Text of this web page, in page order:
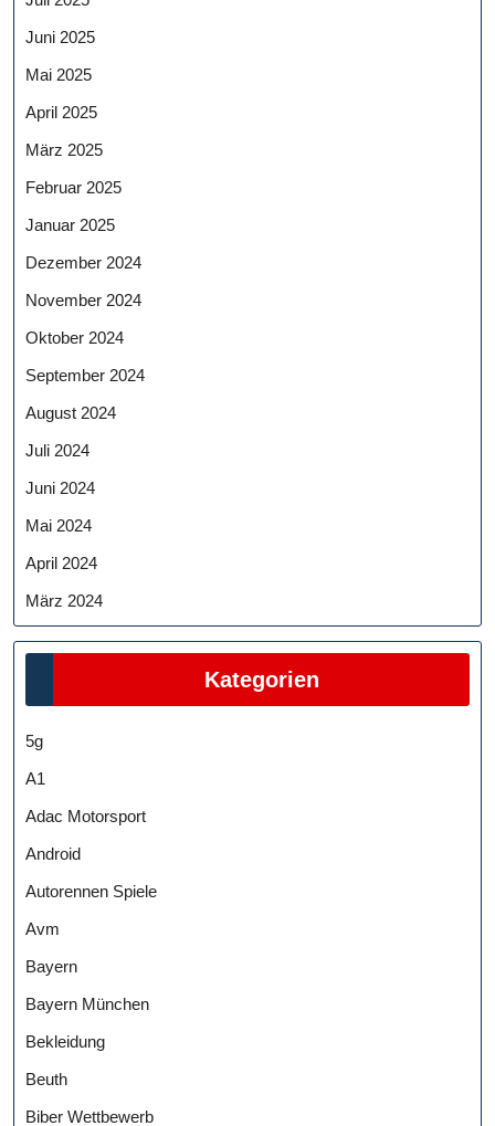
Juni 2025
Mai 2025
April 2025
März 2025
Februar 2025
Januar 2025
Dezember 2024
November 2024
Oktober 2024
September 2024
August 2024
Juli 2024
Juni 2024
Mai 2024
April 2024
März 2024
Kategorien
5g
A1
Adac Motorsport
Android
Autorennen Spiele
Avm
Bayern
Bayern München
Bekleidung
Beuth
Biber Wettbewerb